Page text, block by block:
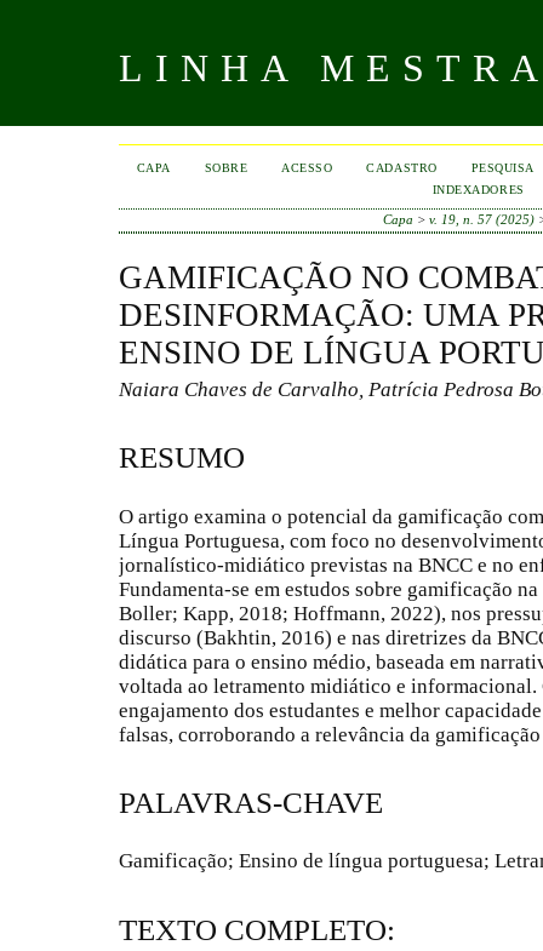
LINHA
CAPA SOBRE ACESSO CADASTRO
PESQUISA
INDEXADORES
Capa >v. 19, n. 57 (2025)
GAMIFICAÇÃO NO
DESINFORMAÇÃO: UMA
ENSINO DE LÍNGUA
Naiara Chaves de Carvalho, Patrícia Pedrosa
RESUMO
O artigo examina o potencial da gamificação
Língua Portuguesa, com foco no
jornalístico-midiático previstas na BNCC e no
Fundamenta-se em estudos sobre gamificação
Boller; Kapp, 2018; Hoffmann, 2022), nos
discurso (Bakhtin, 2016) e nas diretrizes da
didática para o ensino médio, baseada em
voltada ao letramento midiático e informacional.
engajamento dos estudantes e melhor
falsas, corroborando a relevância da
PALAVRAS-CHAVE
Gamificação; Ensino de língua portuguesa;
TEXTO COMPLETO: